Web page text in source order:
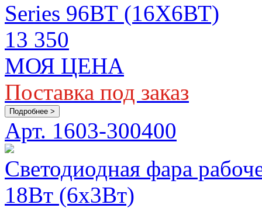
Series 96ВТ (16Х6ВТ)
13 350
МОЯ ЦЕНА
Поставка под заказ
Подробнее >
Арт. 1603-300400
Светодиодная фара
18Вт (6x3Вт)